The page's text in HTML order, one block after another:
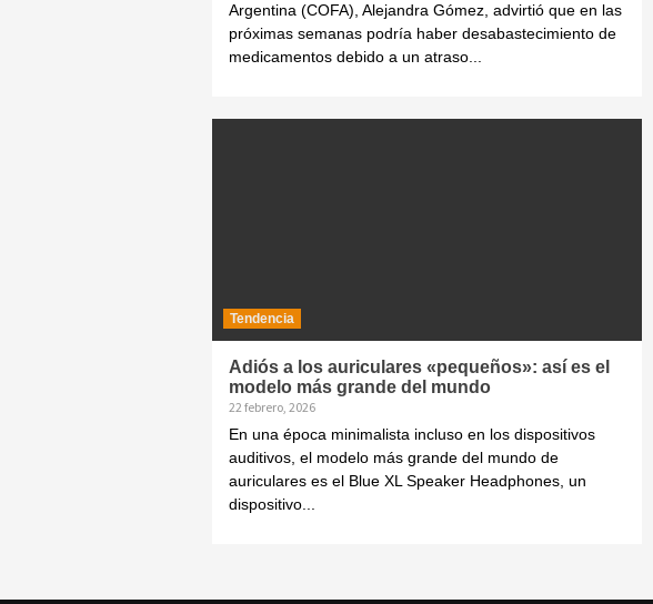
Argentina (COFA), Alejandra Gómez, advirtió que en las
próximas semanas podría haber desabastecimiento de
medicamentos debido a un atraso...
Tendencia
Adiós a los auriculares «pequeños»: así es el
modelo más grande del mundo
22 febrero, 2026
En una época minimalista incluso en los dispositivos
auditivos, el modelo más grande del mundo de
auriculares es el Blue XL Speaker Headphones, un
dispositivo...